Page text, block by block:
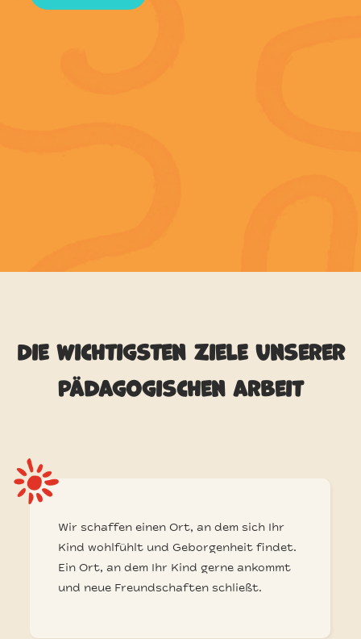
Die wichtigsten Ziele unserer
pädagogischen arbeit
Wir schaffen einen Ort, an dem sich Ihr
Kind wohlfühlt und Geborgenheit findet.
Ein Ort, an dem Ihr Kind gerne ankommt
und neue Freundschaften schließt.